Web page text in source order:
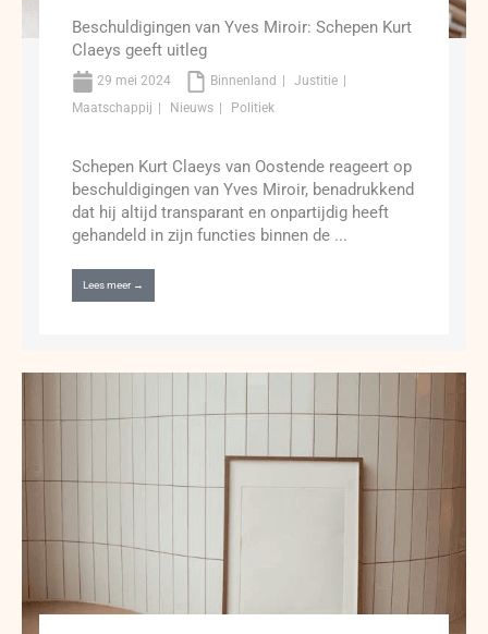
Beschuldigingen van Yves Miroir: Schepen Kurt
Claeys geeft uitleg
29 mei 2024 Binnenland
Justitie
Maatschappij
Nieuws Politiek
Schepen Kurt Claeys van Oostende reageert op
beschuldigingen van Yves Miroir, benadrukkend
dat hij altijd transparant en onpartijdig heeft
gehandeld in zijn functies binnen de ...
Lees meer →